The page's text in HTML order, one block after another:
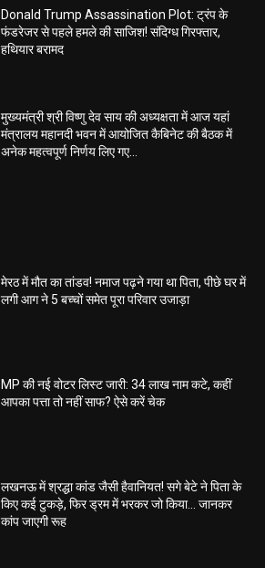
Donald Trump Assassination Plot: ट्रंप के
फंडरेजर से पहले हमले की साजिश! संदिग्ध गिरफ्तार,
हथियार बरामद
मुख्यमंत्री श्री विष्णु देव साय की अध्यक्षता में आज यहां
मंत्रालय महानदी भवन में आयोजित कैबिनेट की बैठक में
अनेक महत्वपूर्ण निर्णय लिए गए...
मेरठ में मौत का तांडव! नमाज पढ़ने गया था पिता, पीछे घर में
लगी आग ने 5 बच्चों समेत पूरा परिवार उजाड़ा
MP की नई वोटर लिस्ट जारी: 34 लाख नाम कटे, कहीं
आपका पत्ता तो नहीं साफ? ऐसे करें चेक
लखनऊ में श्रद्धा कांड जैसी हैवानियत! सगे बेटे ने पिता के
किए कई टुकड़े, फिर ड्रम में भरकर जो किया… जानकर
कांप जाएगी रूह